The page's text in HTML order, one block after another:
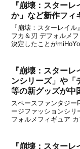
『崩壊：スター
か」など新作フィ
『崩壊：スターレイ
フカ＆刃 デフォルメ
決定したことが
『崩壊：スター
ンシリーズ」や「
等の新グッズが中
スペースファンタジー
ージファッションシ
フォルメフィギュア
『崩壊：スター